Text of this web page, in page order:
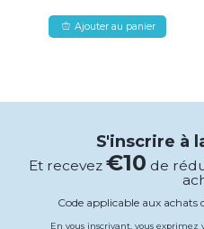
Ajouter au panier
S'inscrire à
Et recevez €10 de
Code applicable aux achats
En vous inscrivant, vous